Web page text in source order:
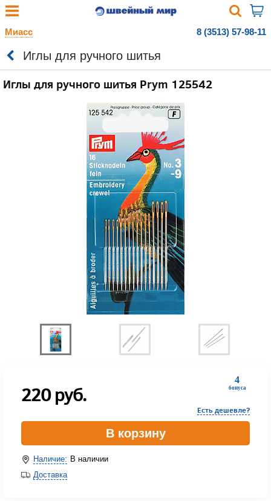
Миасс 8 (3513) 57-98-11
Иглы для ручного шитья
Иглы для ручного шитья Prym 125542
4
бонуса
220руб.
Есть дешевле?
В корзину
Наличие: В наличии
Доставка